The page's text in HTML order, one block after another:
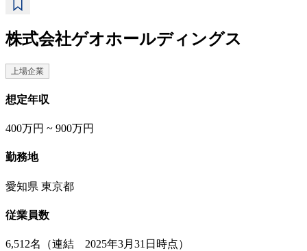
株式会社ゲオホールディングス
上場企業
想定年収
400万円 ~ 900万円
勤務地
愛知県 東京都
従業員数
6,512名（連結 2025年3月31日時点）